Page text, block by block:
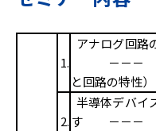
1.
アナロ
－－－ ア
と回路の特性）
2.
半導体デバイ
す －－－ 半